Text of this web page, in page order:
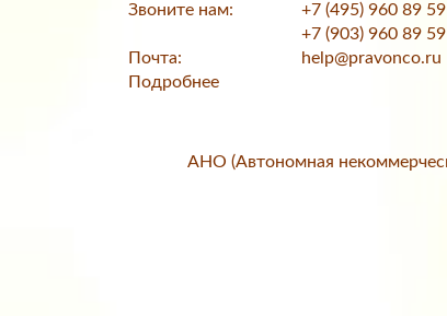
Звоните нам:
+7 (495) 960 89 59
+7 (903) 960 89 59
Почта:
help@pravonco.ru
Подробнее
АНО (Автономная